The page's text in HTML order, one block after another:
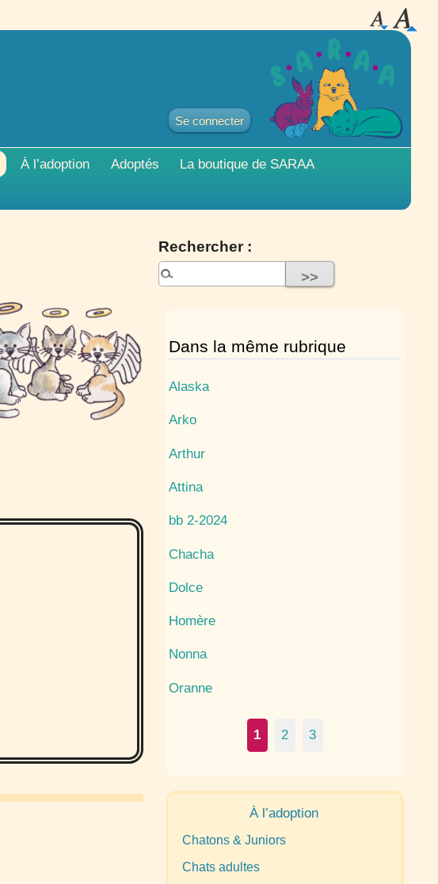
Se connecter
À l’adoption Adoptés La boutique de SARAA
Rechercher :
Dans la même rubrique
Alaska
Arko
Arthur
Attina
bb 2-2024
Chacha
Dolce
Homère
Nonna
Oranne
1 2 3
À l’adoption
Chatons & Juniors
Chats adultes